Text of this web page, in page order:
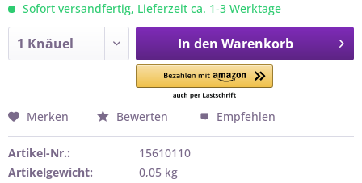
Sofort versandfertig, Lieferzeit ca. 1-3 Werktage
In den Warenkorb
Merken Bewerten Empfehlen
Artikel-Nr.:
15610110
Artikelgewicht:
0,05 kg